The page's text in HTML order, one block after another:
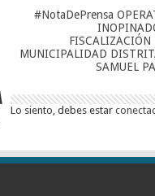
#NotaDePrensa
FISCALIZACIÓN
MUNICIPALIDAD
SAMUEL
Lo siento, debes estar